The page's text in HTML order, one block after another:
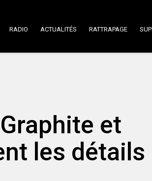
RADIO ACTUALITÉS RATTRAPAGE
et
les détails